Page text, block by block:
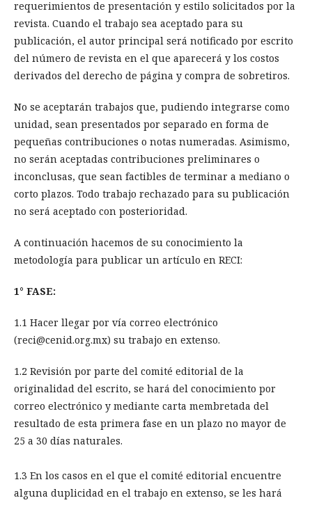
requerimientos de presentación y estilo solicitados por la
revista. Cuando el trabajo sea aceptado para su
publicación, el autor principal será notificado por escrito
del número de revista en el que aparecerá y los costos
derivados del derecho de página y compra de sobretiros.
No se aceptarán trabajos que, pudiendo integrarse como
unidad, sean presentados por separado en forma de
pequeñas contribuciones o notas numeradas. Asimismo,
no serán aceptadas contribuciones preliminares o
inconclusas, que sean factibles de terminar a mediano o
corto plazos. Todo trabajo rechazado para su publicación
no será aceptado con posterioridad.
A continuación hacemos de su conocimiento la
metodología para publicar un artículo en RECI:
1° FASE:
1.1 Hacer llegar por vía correo electrónico
(reci@cenid.org.mx) su trabajo en extenso.
1.2 Revisión por parte del comité editorial de la
originalidad del escrito, se hará del conocimiento por
correo electrónico y mediante carta membretada del
resultado de esta primera fase en un plazo no mayor de
25 a 30 días naturales.
1.3 En los casos en el que el comité editorial encuentre
alguna duplicidad en el trabajo en extenso, se les hará